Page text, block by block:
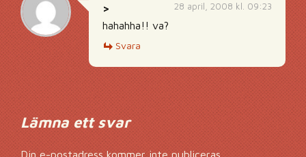
28 april, 2008 kl. 09:23
>
hahahha!! va?
Svara
Lämna ett svar
Din e-postadress kommer inte publiceras.